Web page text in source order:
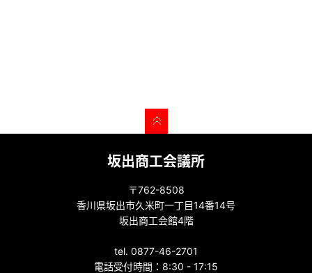
坂出商工会議所
〒762-8508
香川県坂出市久米町一丁目14番14号
坂出商工会館4階
tel. 0877-46-2701
電話受付時間：8:30 - 17:15